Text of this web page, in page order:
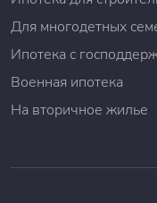
Для многодетных
Ипотека с
Военная ипотека
На вторичное жилье